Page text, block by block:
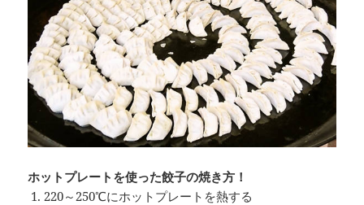
ホットプレートを使った餃子の焼き方！
220～250℃にホットプレートを熱する